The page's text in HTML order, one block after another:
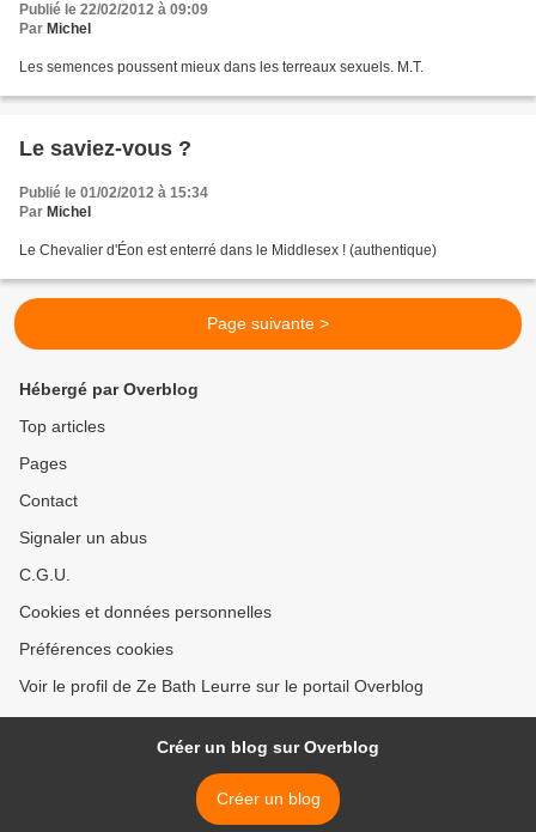
Publié le 22/02/2012 à 09:09
Par Michel
Les semences poussent mieux dans les terreaux sexuels. M.T.
Le saviez-vous ?
Publié le 01/02/2012 à 15:34
Par Michel
Le Chevalier d'Éon est enterré dans le Middlesex ! (authentique)
Page suivante >
Hébergé par Overblog
Top articles
Pages
Contact
Signaler un abus
C.G.U.
Cookies et données personnelles
Préférences cookies
Voir le profil de Ze Bath Leurre sur le portail Overblog
Créer un blog sur Overblog
Créer un blog